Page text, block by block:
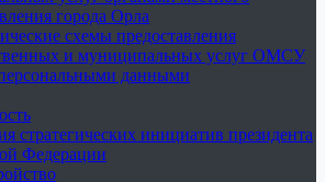
города Орла
схемы предоставления
и муниципальных услуг ОМСУ
данными
стратегических инициатив президента
Федерации